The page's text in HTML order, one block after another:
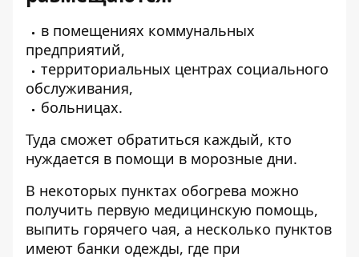
в помещениях коммунальных
предприятий,
территориальных центрах социального
обслуживания,
больницах.
Туда сможет обратиться каждый, кто
нуждается в помощи в морозные дни.
В некоторых пунктах обогрева можно
получить первую медицинскую помощь,
выпить горячего чая, а несколько пунктов
имеют банки одежды, где при